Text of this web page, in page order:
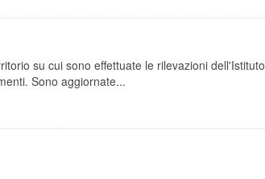
su cui sono effettuate le rilevazioni dell'Istituto
Sono aggiornate...